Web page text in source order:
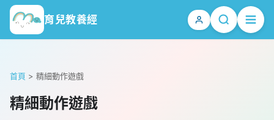
育兒教養經
首頁 > 精細動作遊戲
精細動作遊戲